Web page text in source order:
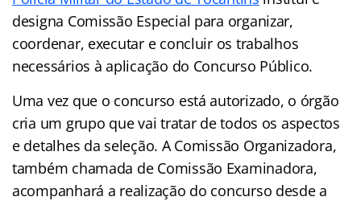
designa Comissão Especial para organizar,
coordenar, executar e concluir os trabalhos
necessários à aplicação do Concurso Público.
Uma vez que o concurso está autorizado, o órgão
cria um grupo que vai tratar de todos os aspectos
e detalhes da seleção. A Comissão Organizadora,
também chamada de Comissão Examinadora,
acompanhará a realização do concurso desde a